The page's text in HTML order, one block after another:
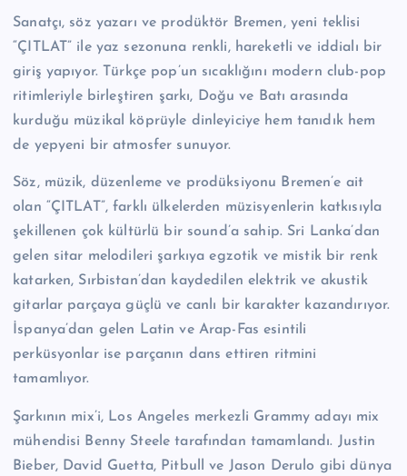
Sanatçı, söz yazarı ve prodüktör Bremen, yeni teklisi
“ÇITLAT” ile yaz sezonuna renkli, hareketli ve iddialı bir
giriş yapıyor. Türkçe pop’un sıcaklığını modern club-pop
ritimleriyle birleştiren şarkı, Doğu ve Batı arasında
kurduğu müzikal köprüyle dinleyiciye hem tanıdık hem
de yepyeni bir atmosfer sunuyor.
Söz, müzik, düzenleme ve prodüksiyonu Bremen’e ait
olan “ÇITLAT”, farklı ülkelerden müzisyenlerin katkısıyla
şekillenen çok kültürlü bir sound’a sahip. Sri Lanka’dan
gelen sitar melodileri şarkıya egzotik ve mistik bir renk
katarken, Sırbistan’dan kaydedilen elektrik ve akustik
gitarlar parçaya güçlü ve canlı bir karakter kazandırıyor.
İspanya’dan gelen Latin ve Arap-Fas esintili
perküsyonlar ise parçanın dans ettiren ritmini
tamamlıyor.
Şarkının mix’i, Los Angeles merkezli Grammy adayı mix
mühendisi Benny Steele tarafından tamamlandı. Justin
Bieber, David Guetta, Pitbull ve Jason Derulo gibi dünya